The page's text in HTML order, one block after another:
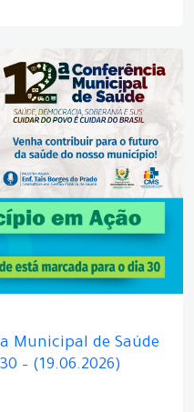
Municipal de Saúde
– (19.06.2026)